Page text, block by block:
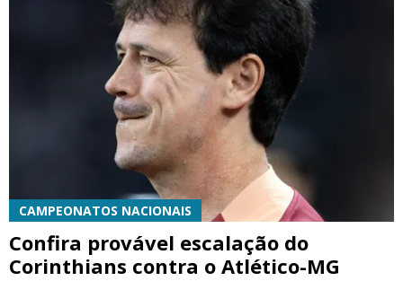
CAMPEONATOS NACIONAIS
Confira provável escalação do
Corinthians contra o Atlético-MG